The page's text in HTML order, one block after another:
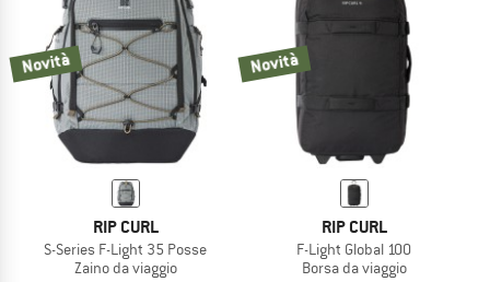
Novità
RIP CURL
S-Series F-Light 35 Posse
Zaino da viaggio
Novità
RIP CURL
F-Light Global 100
Borsa da viaggio